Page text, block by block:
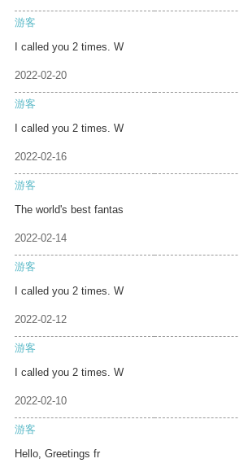
游客
I called you 2 times. W
2022-02-20
游客
I called you 2 times. W
2022-02-16
游客
The world's best fantas
2022-02-14
游客
I called you 2 times. W
2022-02-12
游客
I called you 2 times. W
2022-02-10
游客
Hello, Greetings fr